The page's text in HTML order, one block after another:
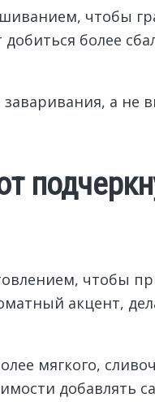
чтобы
более
а не
чтобы
акцент,
мягкого,
добавлять